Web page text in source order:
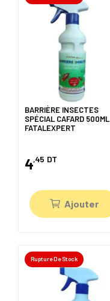
BARRIÈRE INSECTES
SPÉCIAL CAFARD 500ML
FATALEXPERT
4,45 DT
Ajouter
Rupture De Stock